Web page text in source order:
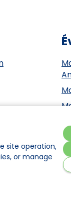
site operation,
or manage